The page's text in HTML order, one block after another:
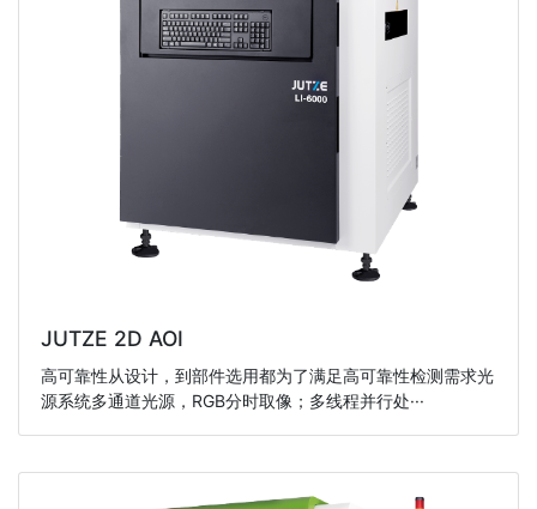
JUTZE 2D AOI
高可靠性从设计，到部件选用都为了满足高可靠性检测需求光
源系统多通道光源，RGB分时取像；多线程并行处···